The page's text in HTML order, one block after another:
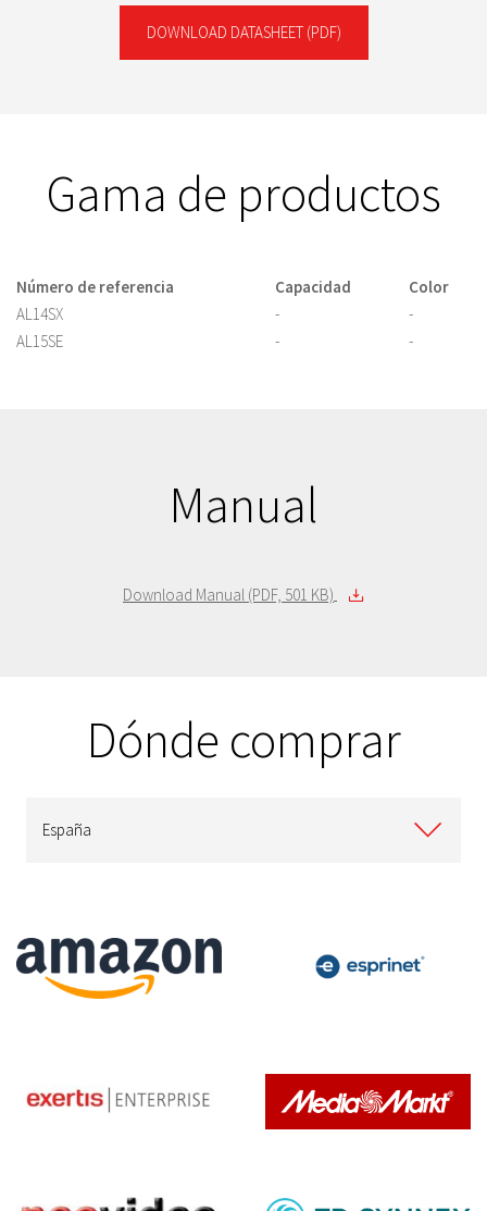
DOWNLOAD DATASHEET (PDF)
Gama de productos
Número de referencia Capacidad
Color
AL14SX
-
-
AL15SE
- -
Manual
Download Manual (PDF, 501 KB)
Dónde comprar
España